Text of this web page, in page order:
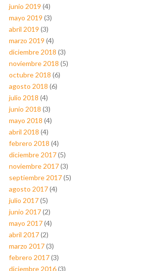
junio 2019 (4)
mayo 2019 (3)
abril 2019 (3)
marzo 2019 (4)
diciembre 2018 (3)
noviembre 2018 (5)
octubre 2018 (6)
agosto 2018 (6)
julio 2018 (4)
junio 2018 (3)
mayo 2018 (4)
abril 2018 (4)
febrero 2018 (4)
diciembre 2017(5)
noviembre 2017(3)
septiembre 2017(5)
agosto 2017(4)
julio 2017(5)
junio 2017(2)
mayo 2017(4)
abril 2017(2)
marzo 2017(3)
febrero 2017(3)
diciembre 2016(3)